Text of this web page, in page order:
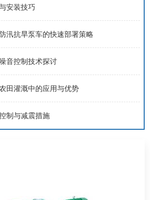
安装技巧
汛抗旱泵车的快速部署策略
音控制技术探讨
田灌溉中的应用与优势
制与减震措施